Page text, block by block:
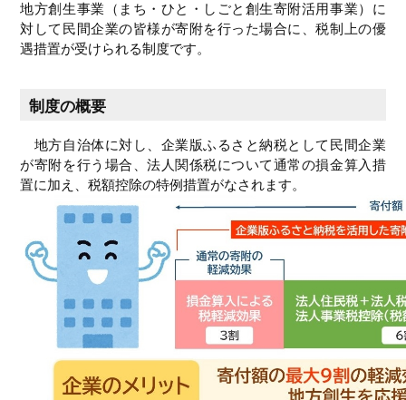
地方創生事業（まち・ひと・しごと創生寄附活用事業）に
対して民間企業の皆様が寄附を行った場合に、税制上の優
遇措置が受けられる制度です。
制度の概要
地方自治体に対し、企業版ふるさと納税として民間企業
が寄附を行う場合、法人関係税について通常の損金算入措
置に加え、税額控除の特例措置がなされます。